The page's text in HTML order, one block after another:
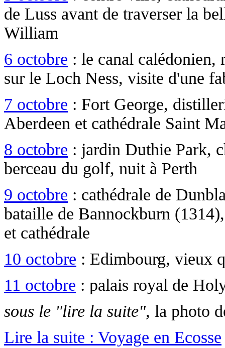
de Luss avant de traverser la
William
6 octobre : le canal calédonien,
sur le Loch Ness, visite d'une
7 octobre : Fort George,
Aberdeen et cathédrale Saint
8 octobre : jardin Duthie Park,
berceau du golf, nuit à Perth
9 octobre : cathédrale de
bataille de Bannockburn
et cathédrale
10 octobre : Edimbourg, vieux
11 octobre : palais royal de
sous le "lire la suite", la photo
Lire la suite : Voyage en Ecosse